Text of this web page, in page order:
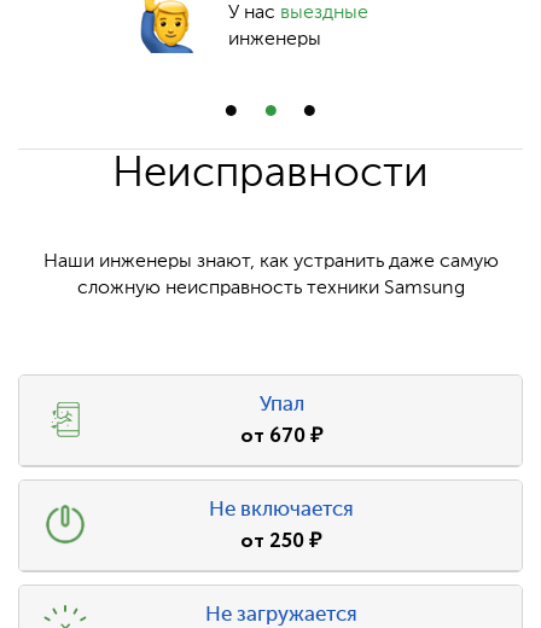
У нас выездные
инженеры
Неисправности
Наши инженеры знают, как устранить даже самую
сложную неисправность техники Samsung
Упал
от 670₽
Не включается
от 250₽
Не загружается